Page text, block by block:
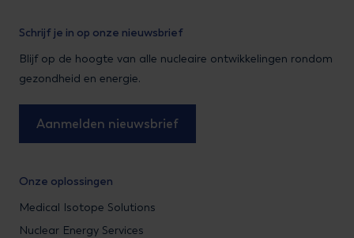
Schrijf je in op onze nieuwsbrief
Blijf op de hoogte van alle nucleaire ontwikkelingen rondom
gezondheid en energie.
Aanmelden nieuwsbrief
Onze oplossingen
Medical Isotope Solutions
Nuclear Energy Services